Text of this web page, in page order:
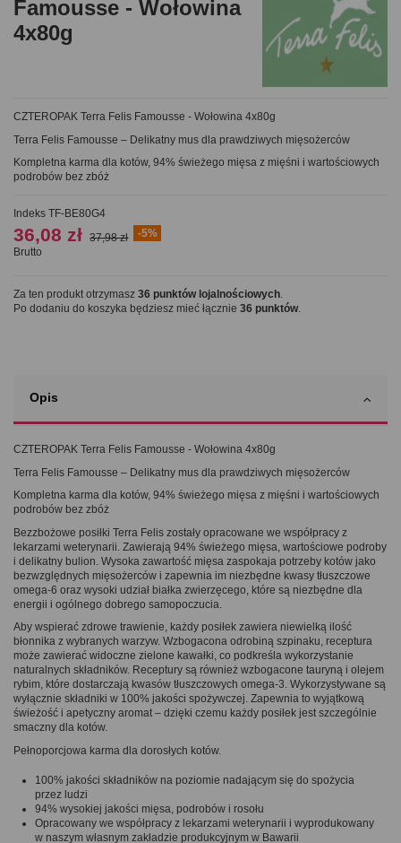
Famousse - Wołowina
4x80g
CZTEROPAK Terra Felis Famousse - Wołowina 4x80g
Terra Felis Famousse – Delikatny mus dla prawdziwych mięsożerców
Kompletna karma dla kotów, 94% świeżego mięsa z mięśni i wartościowych
podrobów bez zbóż
Indeks TF-BE80G4
36,08 zł 37,98 zł
-5%
Brutto
Za ten produkt otrzymasz 36 punktów lojalnościowych.
Po dodaniu do koszyka będziesz mieć łącznie 36 punktów.
Opis
CZTEROPAK Terra Felis Famousse - Wołowina 4x80g
Terra Felis Famousse – Delikatny mus dla prawdziwych mięsożerców
Kompletna karma dla kotów, 94% świeżego mięsa z mięśni i wartościowych
podrobów bez zbóż
Bezzbożowe posiłki Terra Felis zostały opracowane we współpracy z
lekarzami weterynarii. Zawierają 94% świeżego mięsa, wartościowe podroby
i delikatny bulion. Wysoka zawartość mięsa zaspokaja potrzeby kotów jako
bezwzględnych mięsożerców i zapewnia im niezbędne kwasy tłuszczowe
omega-6 oraz wysoki udział białka zwierzęcego, które są niezbędne dla
energii i ogólnego dobrego samopoczucia.
Aby wspierać zdrowe trawienie, każdy posiłek zawiera niewielką ilość
błonnika z wybranych warzyw. Wzbogacona odrobiną szpinaku, receptura
może zawierać widoczne zielone kawałki, co podkreśla wykorzystanie
naturalnych składników. Receptury są również wzbogacone tauryną i olejem
rybim, które dostarczają kwasów tłuszczowych omega-3. Wykorzystywane są
wyłącznie składniki w 100% jakości spożywczej. Zapewnia to wyjątkową
świeżość i apetyczny aromat – dzięki czemu każdy posiłek jest szczególnie
smaczny dla kotów.
Pełnoporcjowa karma dla dorosłych kotów.
100% jakości składników na poziomie nadającym się do spożycia
przez ludzi
94% wysokiej jakości mięsa, podrobów i rosołu
Opracowany we współpracy z lekarzami weterynarii i wyprodukowany
w naszym własnym zakładzie produkcyjnym w Bawarii